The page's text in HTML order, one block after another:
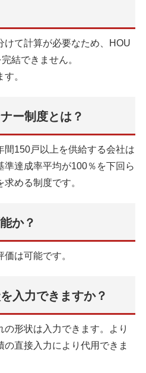
けて計算が必要なため、HOU
結できません。
。
ー制度とは？
間150戸以上を供給する会社は
準達成率平均が100％を下回ら
める制度です。
か？
は可能です。
入力できますか？
形状は入力できます。より
直接入力により代用できま